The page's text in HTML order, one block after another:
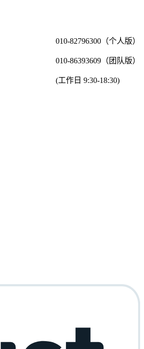
010-82796300（个人版）
010-86393609（团队版）
(工作日 9:30-18:30)